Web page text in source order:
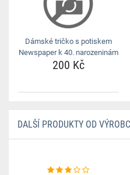
Dámské tričko s potiskem
Newspaper k 40. narozeninám
200 Kč
DALŠÍ PRODUKTY OD